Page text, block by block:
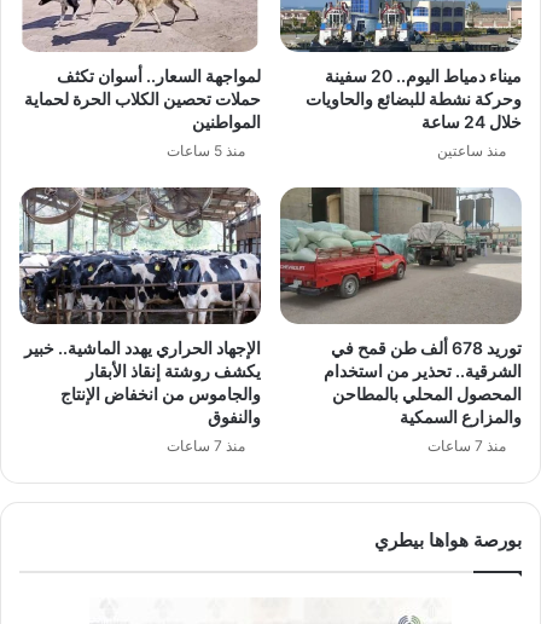
ميناء دمياط اليوم.. 20 سفينة
وحركة نشطة للبضائع والحاويات
خلال 24 ساعة
منذ ساعتين
لمواجهة السعار.. أسوان تكثف
حملات تحصين الكلاب الحرة لحماية
المواطنين
منذ 5 ساعات
توريد 678 ألف طن قمح في
الشرقية.. تحذير من استخدام
المحصول المحلي بالمطاحن
والمزارع السمكية
منذ 7 ساعات
الإجهاد الحراري يهدد الماشية.. خبير
يكشف روشتة إنقاذ الأبقار
والجاموس من انخفاض الإنتاج
والنفوق
منذ 7 ساعات
بورصة هواها بيطري